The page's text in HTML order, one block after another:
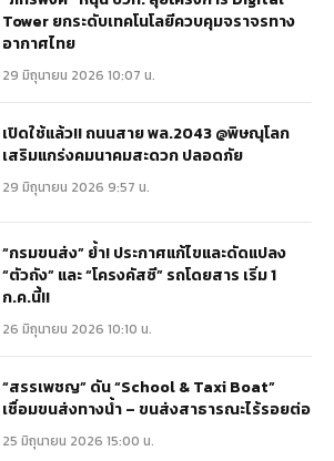
Tower ยกระดับเทคโนโลยีควบคุมจราจรทาง
อากาศไทย
29 มิถุนายน 2026 10:07 น.
เปิดใช้แล้ว!! ถนนสาย พล.2043 @พิษณุโลก
เสริมแกร่งคมนาคมสะดวก ปลอดภัย
29 มิถุนายน 2026 9:57 น.
“กรมขนส่ง” ย้ำ! ประกาศแก้ไขและดัดแปลง
“ตัวถัง” และ “โครงคัสซี” รถโดยสาร เริ่ม 1
ก.ค.นี้!!
26 มิถุนายน 2026 10:10 น.
“สรรเพชญ” ดัน “School & Taxi Boat”
เชื่อมขนส่งทางน้ำ – ขนส่งสาธารณะไร้รอยต่อ
25 มิถุนายน 2026 15:00 น.